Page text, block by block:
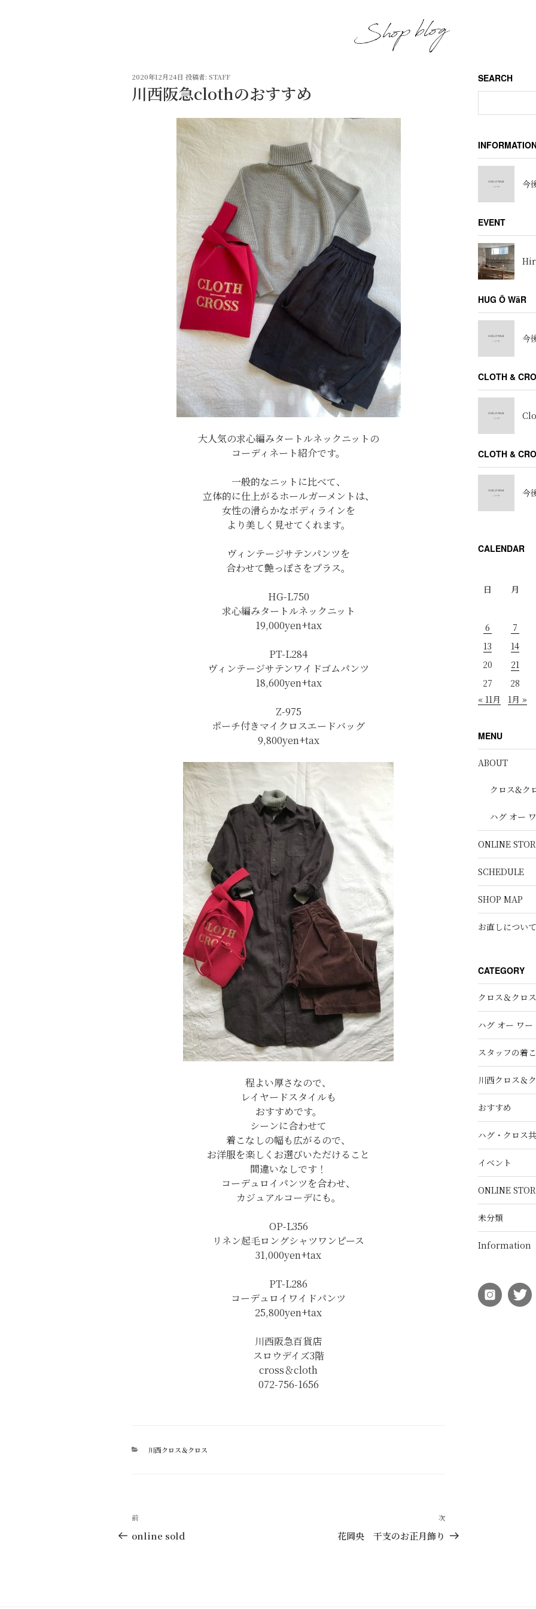
投
稿
日:
2020年12月24日 投稿者: STAFF
川西阪急clothのおすすめ
大人気の求心編みタートルネックニットの
コーディネート紹介です。
一般的なニットに比べて、
立体的に仕上がるホールガーメントは、
女性の滑らかなボディラインを
より美しく見せてくれます。
ヴィンテージサテンパンツを
合わせて艶っぽさをプラス。
HG-L750
求心編みタートルネックニット
19,000yen+tax
PT-L284
ヴィンテージサテンワイドゴムパンツ
18,600yen+tax
Z-975
ポーチ付きマイクロスエードバッグ
9,800yen+tax
程よい厚さなので、
レイヤードスタイルも
おすすめです。
シーンに合わせて
着こなしの幅も広がるので、
お洋服を楽しくお選びいただけること
間違いなしです！
コーデュロイパンツを合わせ、
カジュアルコーデにも。
OP-L356
リネン起毛ロングシャツワンピース
31,000yen+tax
PT-L286
コーデュロイワイドパンツ
25,800yen+tax
川西阪急百貨店
スロウデイズ3階
cross＆cloth
072-756-1656
カ
川西クロス＆クロス
投
稿
過
去
前
online sold
次
の
次
花岡央 干支のお正月飾り
SEARCH
今
EVENT
HUG Ō WäR
今
CLOTH &
CLOTH &
今
CALENDAR
日
月
6
7
13
14
20
21
27
28
« 11月
1月 »
MENU
ABOUT
クロス&ク
ハグ オー
ONLINE
SCHEDULE
SHOP MAP
お直しについて
CATEGORY
クロス＆クロス
ハグ オー ワー
スタッフの着
川西クロス＆
おすすめ
ハグ・クロス
イベント
ONLINE
未分類
Information